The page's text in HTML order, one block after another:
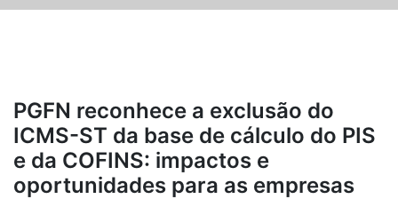
PGFN reconhece a exclusão do
ICMS-ST da base de cálculo do PIS
e da COFINS: impactos e
oportunidades para as empresas